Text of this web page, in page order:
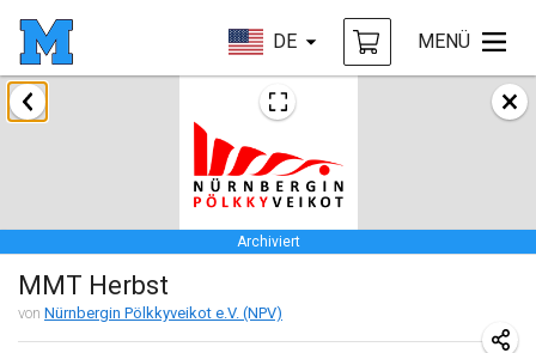
DE MENÜ
Archiviert
MMT Herbst
von Nürnbergin Pölkkyveikot e.V. (NPV)
Es sind keine Turniere in der angezeigten Region auf der